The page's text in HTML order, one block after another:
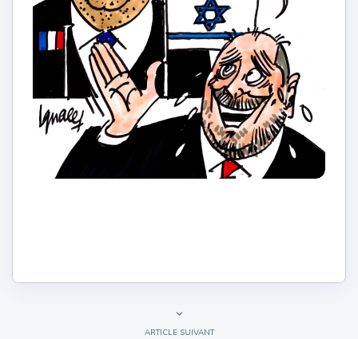
ARTICLE SUIVANT